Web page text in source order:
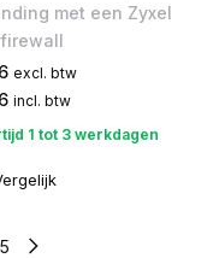
met een Zyxel
firewall
excl. btw
incl. btw
1 tot 3 werkdagen